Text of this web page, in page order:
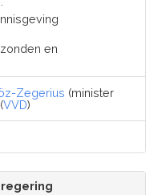
en
Zegerius (minister
VVD)
regering